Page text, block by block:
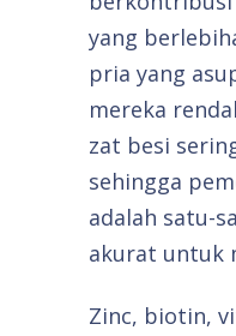
yang
pria yang
mereka
zat besi
sehingga
adalah satu-
akurat untuk
Zinc, biotin,